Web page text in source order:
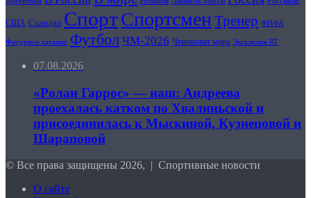
США Скандал СпортСпортсменТренер ФИФА
Фигурное катание Футбол ЧМ-2026 Чемпионат мира Эксклюзив RT
07.08.2026
«Ролан Гаррос» — наш: Андреева
проехалась катком по Хвалиньской и
присоединилась к Мыскиной, Кузнецовой и
Шараповой
© Все права защищены 2026, | Спортивные новости
О сайте